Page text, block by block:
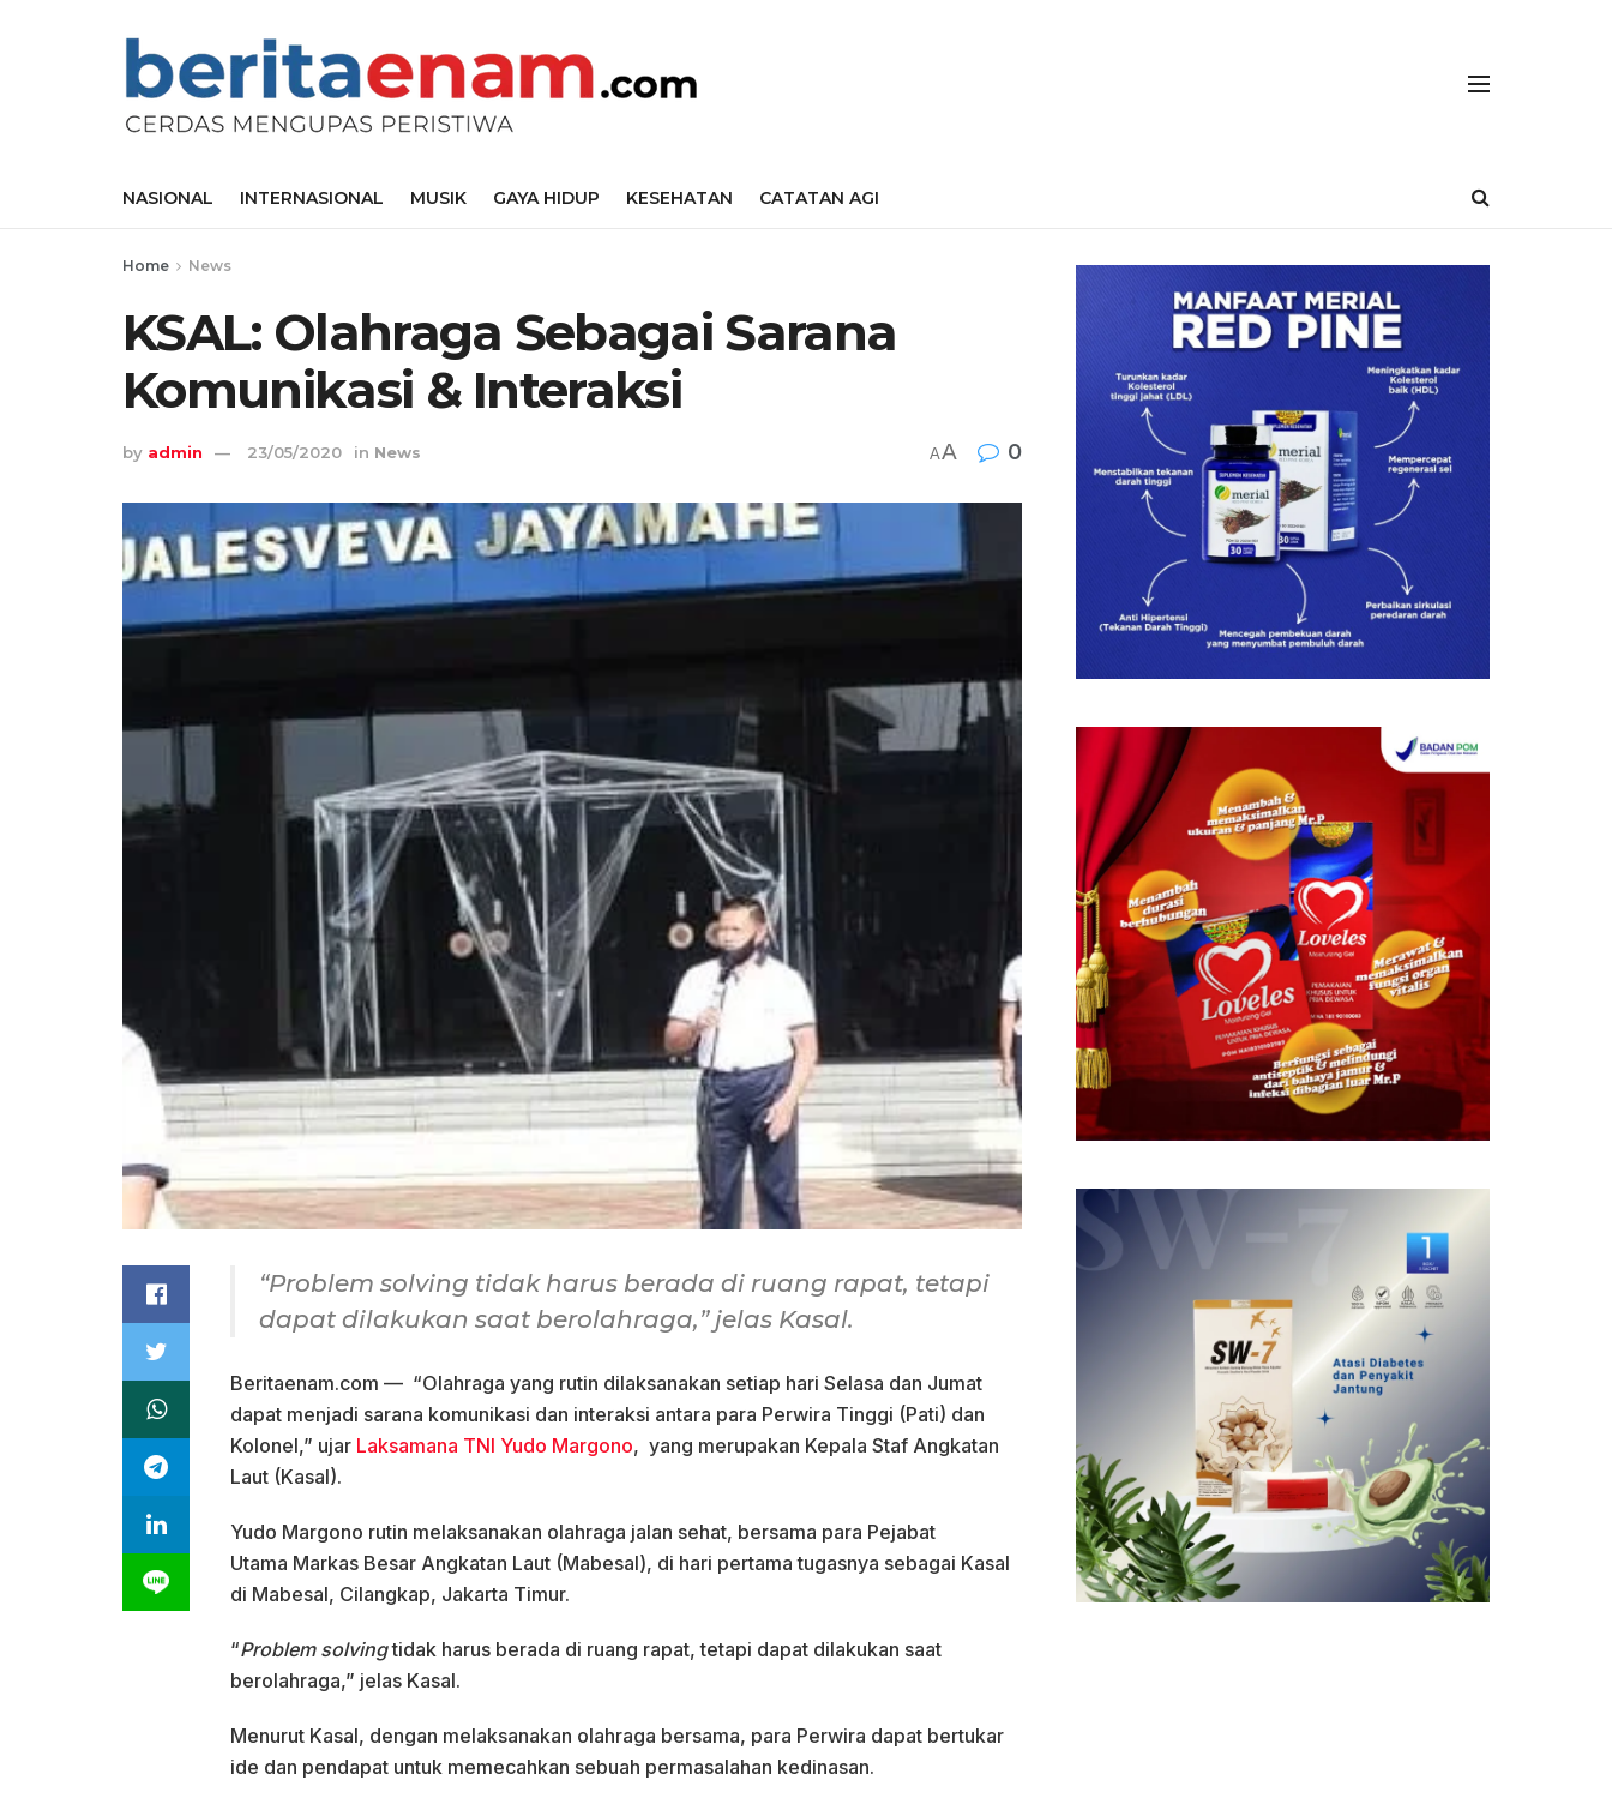
NASIONAL INTERNASIONAL MUSIK GAYA HIDUP KESEHATAN CATATAN AGI
Home News
KSAL: Olahraga Sebagai Sarana
Komunikasi & Interaksi
by admin 23/05/2020 in News AA 0
“Problem solving tidak harus berada di ruang rapat, tetapi
dapat dilakukan saat berolahraga,” jelas Kasal.
Beritaenam.com — “Olahraga yang rutin dilaksanakan setiap hari Selasa dan Jumat
dapat menjadi sarana komunikasi dan interaksi antara para Perwira Tinggi (Pati) dan
Kolonel,” ujar Laksamana TNI Yudo Margono, yang merupakan Kepala Staf Angkatan
Laut (Kasal).
Yudo Margono rutin melaksanakan olahraga jalan sehat, bersama para Pejabat
Utama Markas Besar Angkatan Laut (Mabesal), di hari pertama tugasnya sebagai Kasal
di Mabesal, Cilangkap, Jakarta Timur.
“Problem solvingtidak harus berada di ruang rapat, tetapi dapat dilakukan saat
berolahraga,” jelas Kasal.
Menurut Kasal, dengan melaksanakan olahraga bersama, para Perwira dapat bertukar
ide dan pendapat untuk memecahkan sebuah permasalahan kedinasan.